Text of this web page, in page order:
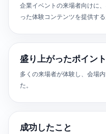
企業イベントの来場者向けに
った体験コンテンツを提供する
盛り上がったポイント
多くの来場者が体験し、会場
た。
成功したこと